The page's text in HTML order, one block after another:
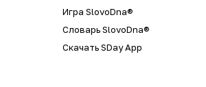
Игра SlovoDna®
Словарь SlovoDna®
Скачать SDay App